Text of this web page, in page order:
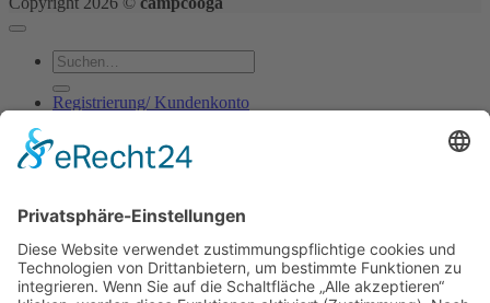
Suchen
nach:
Registrierung/ Kundenkonto
Kontakt
Blog
Anmelden
Benutzername oder E-Mail-Adresse*Erforderlich